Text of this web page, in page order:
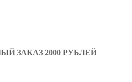
ЗАКАЗ 2000 РУБЛЕЙ